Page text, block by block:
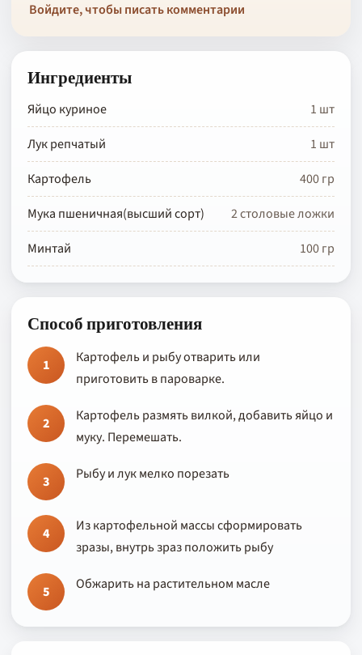
Войдите, чтобы писать комментарии
Ингредиенты
Яйцо куриное
1 шт
Лук репчатый
1 шт
Картофель
400 гр
Мука пшеничная(высший сорт)
2 столовые ложки
Минтай
100 гр
Способ приготовления
1
Картофель и рыбу отварить или
приготовить в пароварке.
2
Картофель размять вилкой, добавить яйцо и
муку. Перемешать.
3 Рыбу и лук мелко порезать
4
Из картофельной массы сформировать
зразы, внутрь зраз положить рыбу
5 Обжарить на растительном масле